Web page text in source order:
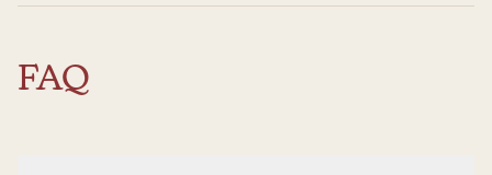
FAQ